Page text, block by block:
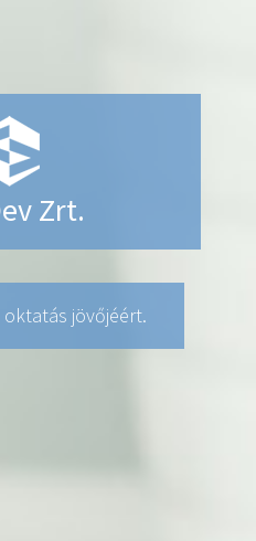
Zrt.
jövőjéért.